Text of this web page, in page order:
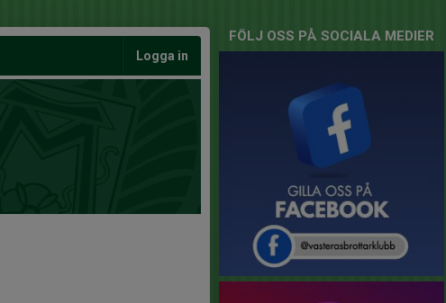
Logga in
FÖLJ OSS PÅ SOCIALA MEDIER